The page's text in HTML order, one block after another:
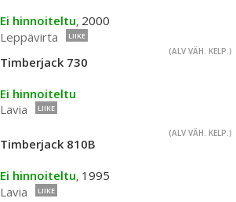
Ei hinnoiteltu, 2000
Leppävirta
LIIKE
(ALV VÄH. KELP.)
Timberjack 730
Ei hinnoiteltu
Lavia
LIIKE
(ALV VÄH. KELP.)
Timberjack 810B
Ei hinnoiteltu, 1995
Lavia
LIIKE